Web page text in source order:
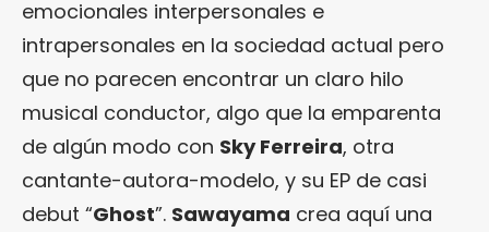
emocionales interpersonales e
intrapersonales en la sociedad actual pero
que no parecen encontrar un claro hilo
musical conductor, algo que la emparenta
de algún modo con Sky Ferreira, otra
cantante-autora-modelo, y su EP de casi
debut “Ghost”. Sawayama crea aquí una